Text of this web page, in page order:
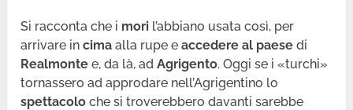
Si racconta che i mori l’abbiano usata così, per
arrivare incimaalla rupe eaccedere al paese di
Realmonte e, da là, adAgrigento. Oggi se i «turchi»
tornassero ad approdare nell’Agrigentino lo
spettacoloche si troverebbero davanti sarebbe